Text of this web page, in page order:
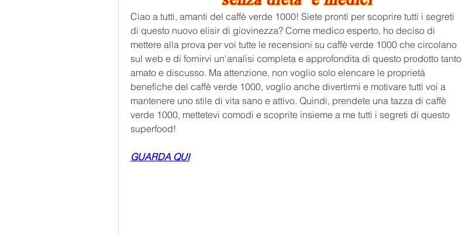
Ciao a tutti, amanti del caffè verde 1000! Siete pronti per scoprire tutti i segreti
di questo nuovo elisir di giovinezza? Come medico esperto, ho deciso di
mettere alla prova per voi tutte le recensioni su caffè verde 1000 che circolano
sul web e di fornirvi un'analisi completa e approfondita di questo prodotto tanto
amato e discusso. Ma attenzione, non voglio solo elencare le proprietà
benefiche del caffè verde 1000, voglio anche divertirmi e motivare tutti voi a
mantenere uno stile di vita sano e attivo. Quindi, prendete una tazza di caffè
verde 1000, mettetevi comodi e scoprite insieme a me tutti i segreti di questo
superfood!
GUARDA QUI